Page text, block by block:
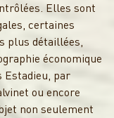
Elles sont
certaines
plus détaillées,
économique
Estadieu, par
ou encore
non seulement